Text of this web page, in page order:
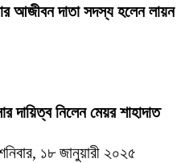
আজীবন দাতা সদস্য হলেন লায়ন
দায়িত্ব নিলেন মেয়র শাহাদাত
১৮ জানুয়ারী ২০২৫